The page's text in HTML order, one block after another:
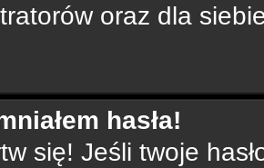
oraz dla
hasła!
się! Jeśli twoje